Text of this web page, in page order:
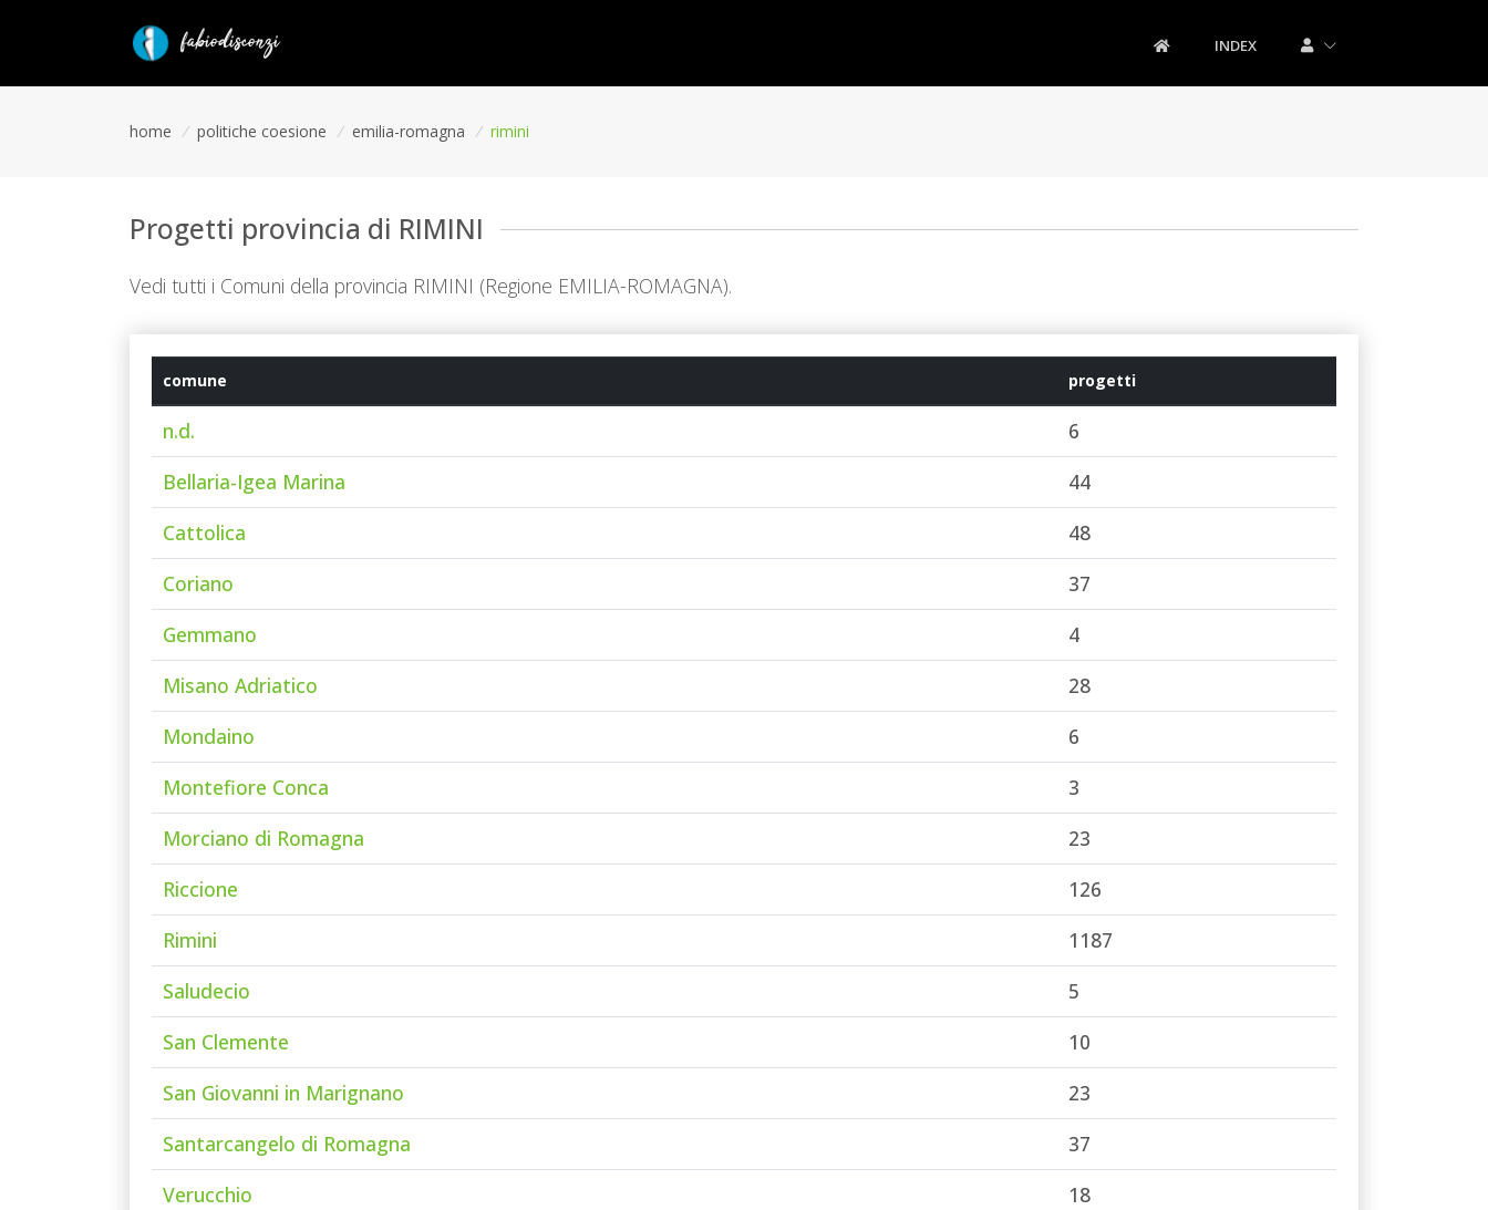
INDEX
home / politiche coesione / emilia-romagna / rimini
Progetti provincia di RIMINI
Vedi tutti i Comuni della provincia RIMINI (Regione EMILIA-ROMAGNA).
comune progetti
n.d.
6
Bellaria-Igea Marina
44
Cattolica
48
Coriano
37
Gemmano
4
Misano Adriatico
28
Mondaino
6
Montefiore Conca
3
Morciano di Romagna
23
Riccione
126
Rimini
1187
Saludecio
5
San Clemente
10
San Giovanni in Marignano
23
Santarcangelo di Romagna
37
Verucchio
18